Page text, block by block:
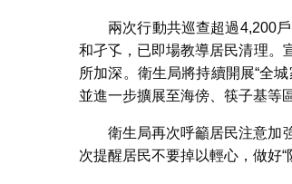
兩次行動共巡查超過4,200
和孑孓，已即場教導居民清理。
所加深。衛生局將持續開展“全
並進一步擴展至海傍、筷子基等
衛生局再次呼籲居民注意加
次提醒居民不要掉以輕心，做好